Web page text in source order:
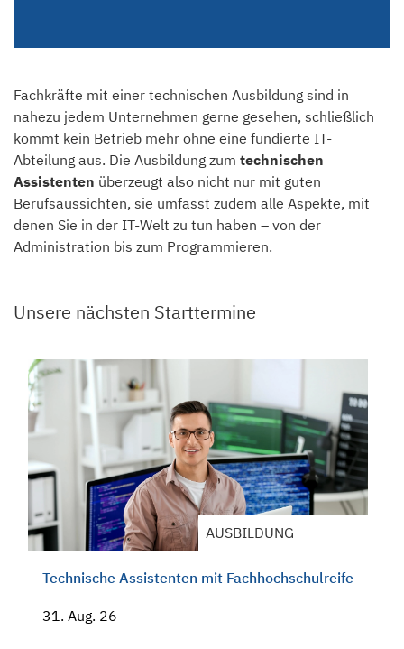
Fachkräfte mit einer technischen Ausbildung sind in
nahezu jedem Unternehmen gerne gesehen, schließlich
kommt kein Betrieb mehr ohne eine fundierte IT-
Abteilung aus. Die Ausbildung zum technischen
Assistenten überzeugt also nicht nur mit guten
Berufsaussichten, sie umfasst zudem alle Aspekte, mit
denen Sie in der IT-Welt zu tun haben – von der
Administration bis zum Programmieren.
Unsere nächsten Starttermine
AUSBILDUNG
Technische Assistenten mit Fachhochschulreife
31. Aug. 26